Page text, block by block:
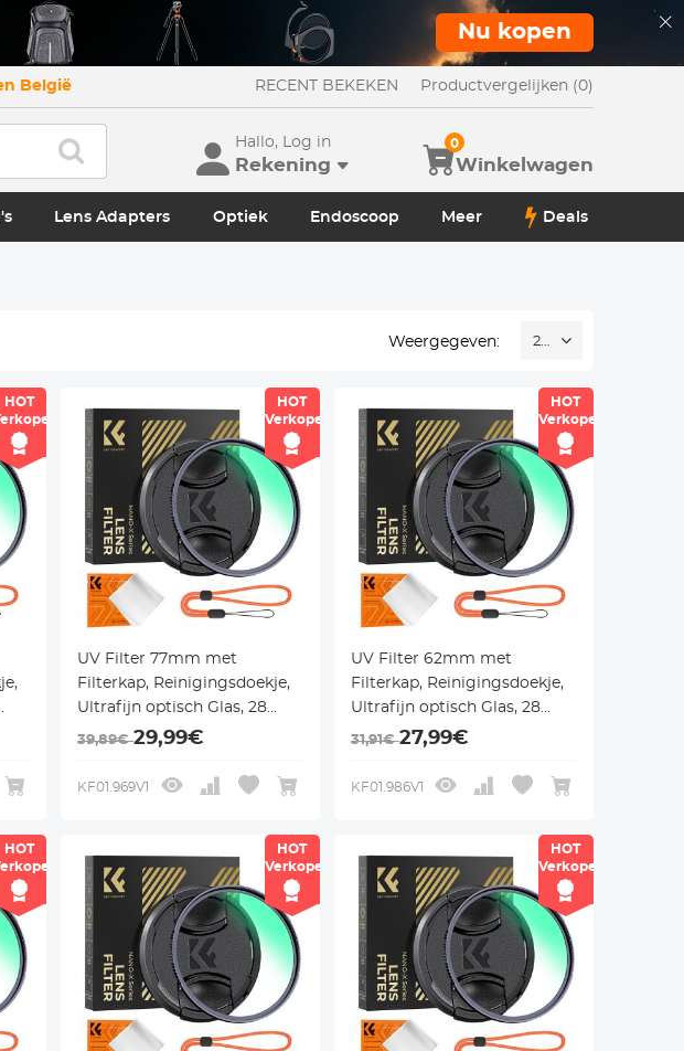
Nu kopen
België RECENT BEKEKEN Productvergelijken (0)
Hallo, Log in
Rekening Winkelwagen
0
Lens Adapters Optiek Endoscoop Meer Deals
Weergegeven: 24
HOT
HOT
Verkoper
UV Filter 77mm met
Filterkap, Reinigingsdoekje,
Ultrafijn optisch Glas, 28
Multi Coatings - Nano Xcel
39,89€29,99€
KF01.969V1
HOT
Verkoper
UV Filter 62mm met
Filterkap, Reinigingsdoekje,
Ultrafijn optisch Glas, 28
Multi Coatings - Nano Xcel
31,91€27,99€
KF01.986V1
HOT
HOT
Verkoper
HOT
Verkoper